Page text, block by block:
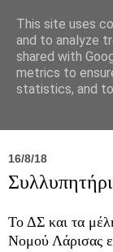
16/8/18
Το ΔΣ και τα
Νομού Λάρισας
This site uses
and to analyze
shared with
metrics to
statistics, and